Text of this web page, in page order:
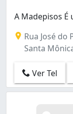
A Madepisos É
Rua José do
Santa
Ver Tel